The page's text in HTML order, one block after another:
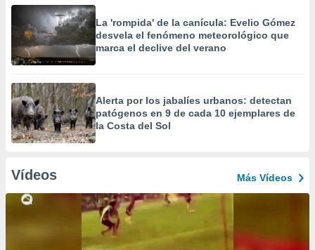
La 'rompida' de la canícula: Evelio Gómez
desvela el fenómeno meteorológico que
marca el declive del verano
Alerta por los jabalíes urbanos: detectan
patógenos en 9 de cada 10 ejemplares de
la Costa del Sol
Vídeos Más Vídeos